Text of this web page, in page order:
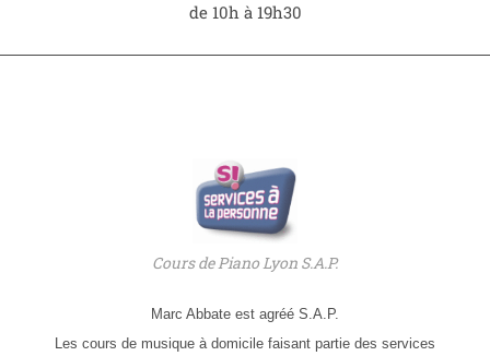
de 10h à 19h30
Cours de Piano Lyon S.A.P.
Marc Abbate est agréé S.A.P.
Les cours de musique à domicile faisant partie des services